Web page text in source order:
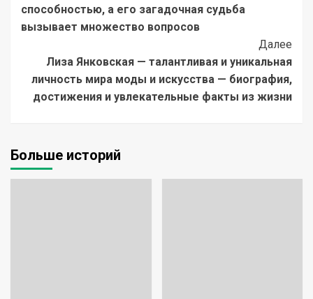
способностью, а его загадочная судьба
вызывает множество вопросов
Далее
Лиза Янковская — талантливая и уникальная
личность мира моды и искусства — биография,
достижения и увлекательные факты из жизни
Больше историй